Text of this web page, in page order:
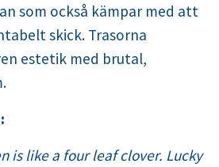
som också kämpar med att
skick. Trasorna
estetik med brutal,
is like a four leaf clover. Lucky